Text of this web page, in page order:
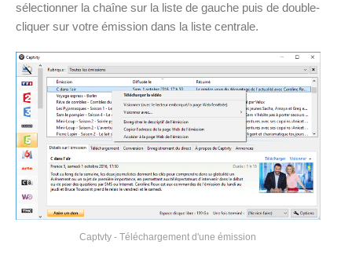
sélectionner la chaîne sur la liste de gauche puis de double-
cliquer sur votre émission dans la liste centrale.
Captvty - Téléchargement d'une émission